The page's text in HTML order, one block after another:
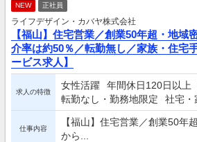
NEW 正社員
ライフデザイン・カバヤ株式会社
【福山】住宅営業／創業50年超・地域
介率は約50％／転勤無し／家族・住宅
ービス求人】
求人の特徴
女性活躍 年間休日120日以上
転勤なし・勤務地限定
社宅・
仕事内容
【福山】住宅営業／創業50年
から...